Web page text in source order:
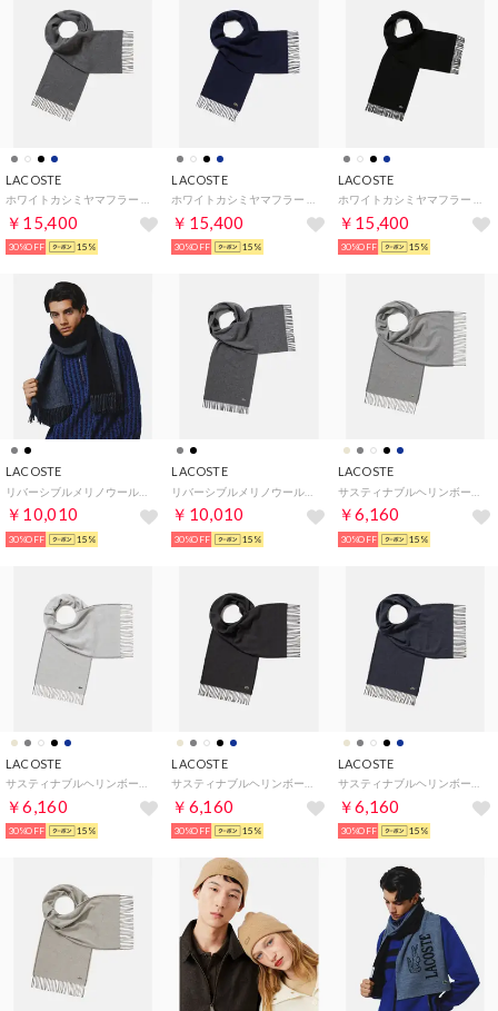
LACOSTE
￥15,400
30%OFF 15%
LACOSTE
￥15,400
30%OFF 15%
LACOSTE
￥15,400
30%OFF 15%
LACOSTE
￥10,010
30%OFF 15%
LACOSTE
￥10,010
30%OFF 15%
LACOSTE
￥6,160
30%OFF 15%
LACOSTE
￥6,160
30%OFF 15%
LACOSTE
￥6,160
30%OFF 15%
LACOSTE
￥6,160
30%OFF 15%